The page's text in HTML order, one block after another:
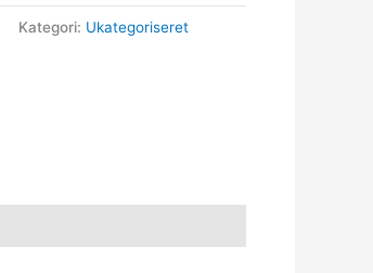
Kategori: Ukategoriseret